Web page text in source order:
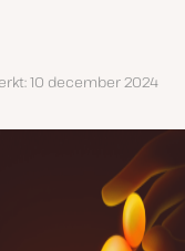
10 december 2024